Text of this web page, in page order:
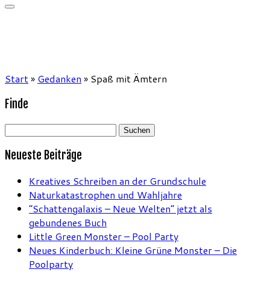
Start» Gedanken » Spaß mit Ämtern
Finde
Suchen
Neueste Beiträge
Kreatives Schreiben an der Grundschule
Naturkatastrophen und Wahljahre
“Schattengalaxis – Neue Welten” jetzt als
gebundenes Buch
Little Green Monster – Pool Party
Neues Kinderbuch: Kleine Grüne Monster – Die
Poolparty